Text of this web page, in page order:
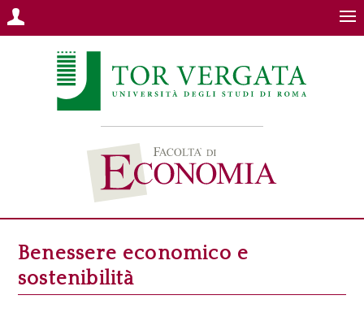
Benessere economico e
sostenibilità